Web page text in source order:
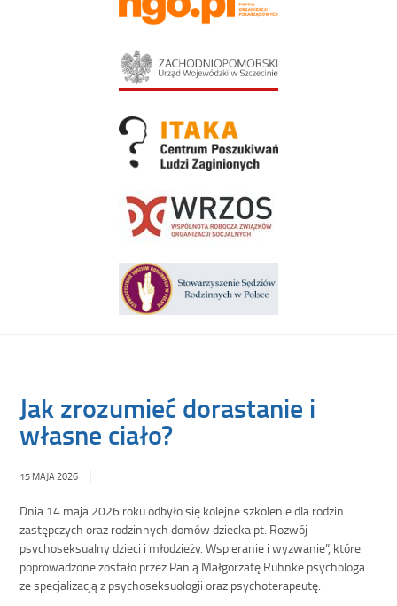
Jak zrozumieć dorastanie i
własne ciało?
15 MAJA 2026
Dnia 14 maja 2026 roku odbyło się kolejne szkolenie dla rodzin
zastępczych oraz rodzinnych domów dziecka pt. Rozwój
psychoseksualny dzieci i młodzieży. Wspieranie i wyzwanie”, które
poprowadzone zostało przez Panią Małgorzatę Ruhnke psychologa
ze specjalizacją z psychoseksuologii oraz psychoterapeutę.